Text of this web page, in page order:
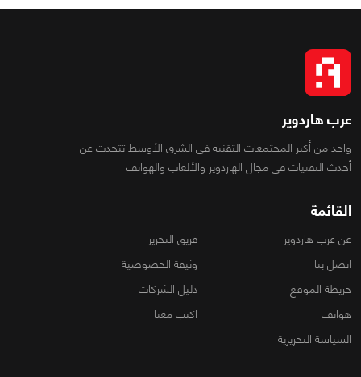
عرب هاردوير
واحد من أكبر المجتمعات التقنية فى الشرق الأوسط تتحدث عن
أحدث التقنيات فى مجال الهاردوير والألعاب والهواتف
القائمة
عن عرب هاردوير
فريق التحرير
اتصل بنا
وثيقة الخصوصية
خريطة الموقع
دليل الشركات
هواتف
اكتب معنا
السياسة التحريرية